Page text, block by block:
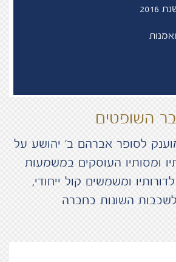
השופטים
לסופר אברהם ב' יהושע על
ומסותיו העוסקים במשמעות
ומשמשים קול ייחודי,
השונות בחברה